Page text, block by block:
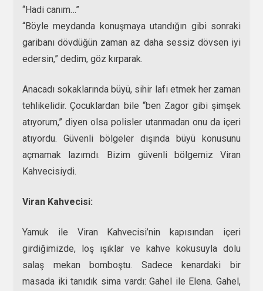
“Hadi canım…”
“Böyle meydanda konuşmaya utandığın gibi sonraki
garibanı dövdüğün zaman az daha sessiz dövsen iyi
edersin,” dedim, göz kırparak.
Anacadı sokaklarında büyü, sihir lafı etmek her zaman
tehlikelidir. Çocuklardan bile “ben Zagor gibi şimşek
atıyorum,” diyen olsa polisler utanmadan onu da içeri
atıyordu. Güvenli bölgeler dışında büyü konusunu
açmamak lazımdı. Bizim güvenli bölgemiz Viran
Kahvecisiydi.
Viran Kahvecisi:
Yamuk ile Viran Kahvecisi’nin kapısından içeri
girdiğimizde, loş ışıklar ve kahve kokusuyla dolu
salaş mekan bomboştu. Sadece kenardaki bir
masada iki tanıdık sima vardı: Gahel ile Elena. Gahel,